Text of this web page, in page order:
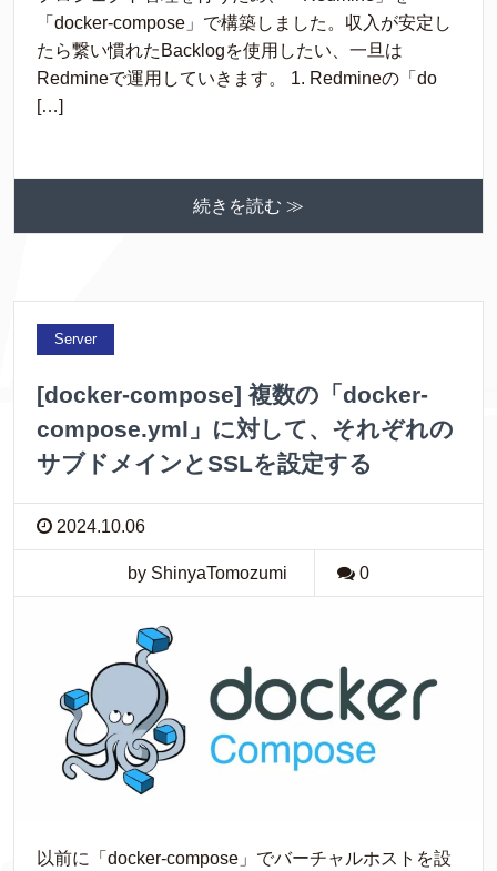
「docker-compose」で構築しました。収入が安定し
たら繋い慣れたBacklogを使用したい、一旦は
Redmineで運用していきます。 1. Redmineの「do
[…]
続きを読む ≫
Server
[docker-compose] 複数の「docker-
compose.yml」に対して、それぞれの
サブドメインとSSLを設定する
2024.10.06
by ShinyaTomozumi 0
以前に「docker-compose」でバーチャルホストを設